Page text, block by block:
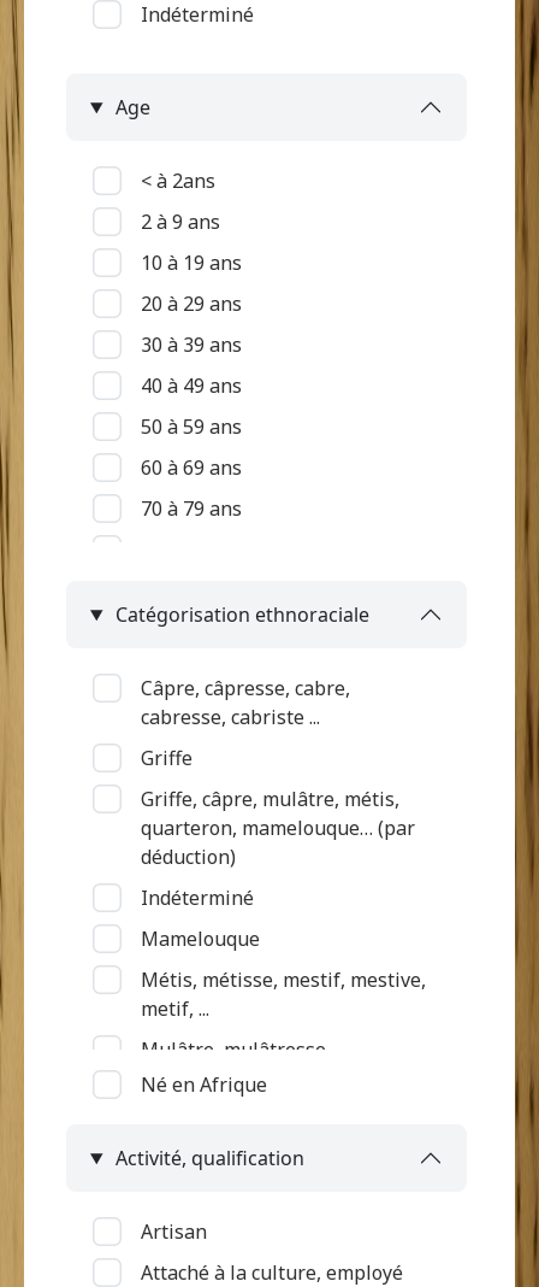
Indéterminé
Age
< à 2ans
2 à 9 ans
10 à 19 ans
20 à 29 ans
30 à 39 ans
40 à 49 ans
50 à 59 ans
60 à 69 ans
70 à 79 ans
Indéterminé
Catégorisation ethnoraciale
Câpre, câpresse, cabre,
cabresse, cabriste ...
Griffe
Griffe, câpre, mulâtre, métis,
quarteron, mamelouque… (par
déduction)
Indéterminé
Mamelouque
Métis, métisse, mestif, mestive,
metif, ...
Mulâtre, mulâtresse
Nègre (par déduction)
négritte ...
déduction)
Quarteron
Né en Afrique
Activité, qualification
Artisan
Attaché à la culture, employé